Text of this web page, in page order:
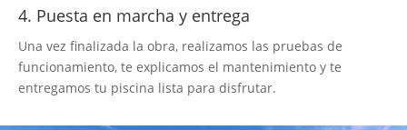
4. Puesta en marcha y entrega
Una vez finalizada la obra, realizamos las pruebas de
funcionamiento, te explicamos el mantenimiento y te
entregamos tu piscina lista para disfrutar.